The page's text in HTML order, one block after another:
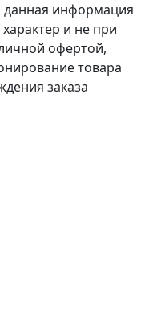
информация
и не при
офертой,
товара
заказа